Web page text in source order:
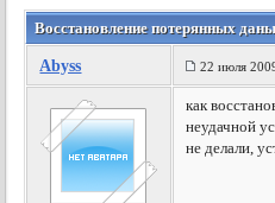
Восстановление потерянных
Abyss 22 июля
как
неудачной
не делали,